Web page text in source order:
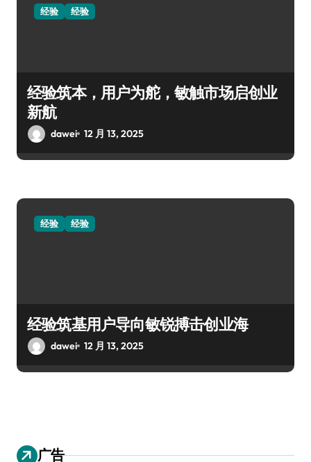
经验 经验
经验筑本，用户为舵，敏触市场启创业
新航
dawei 12 月 13, 2025
经验 经验
经验筑基用户导向敏锐搏击创业海
dawei 12 月 13, 2025
广告